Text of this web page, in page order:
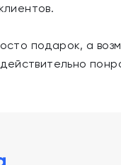
подарок, а